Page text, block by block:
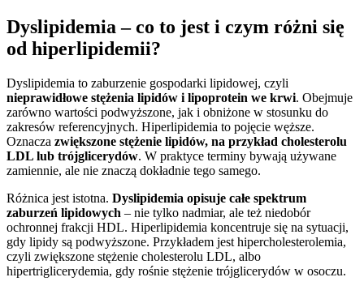
Dyslipidemia – co to jest i czym różni się
od hiperlipidemii?
Dyslipidemia to zaburzenie gospodarki lipidowej, czyli
nieprawidłowe stężenia lipidów i lipoprotein we krwi. Obejmuje
zarówno wartości podwyższone, jak i obniżone w stosunku do
zakresów referencyjnych. Hiperlipidemia to pojęcie węższe.
Oznacza zwiększone stężenie lipidów, na przykład cholesterolu
LDL lub trójglicerydów. W praktyce terminy bywają używane
zamiennie, ale nie znaczą dokładnie tego samego.
Różnica jest istotna. Dyslipidemia opisuje całe spektrum
zaburzeń lipidowych – nie tylko nadmiar, ale też niedobór
ochronnej frakcji HDL. Hiperlipidemia koncentruje się na sytuacji,
gdy lipidy są podwyższone. Przykładem jest hipercholesterolemia,
czyli zwiększone stężenie cholesterolu LDL, albo
hipertriglicerydemia, gdy rośnie stężenie trójglicerydów w osoczu.